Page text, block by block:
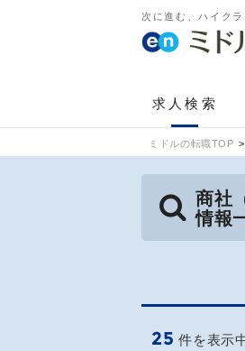
次に進む、ハイク
求人検索
ミドルの転職TOP
商社
情報
25 件を表示